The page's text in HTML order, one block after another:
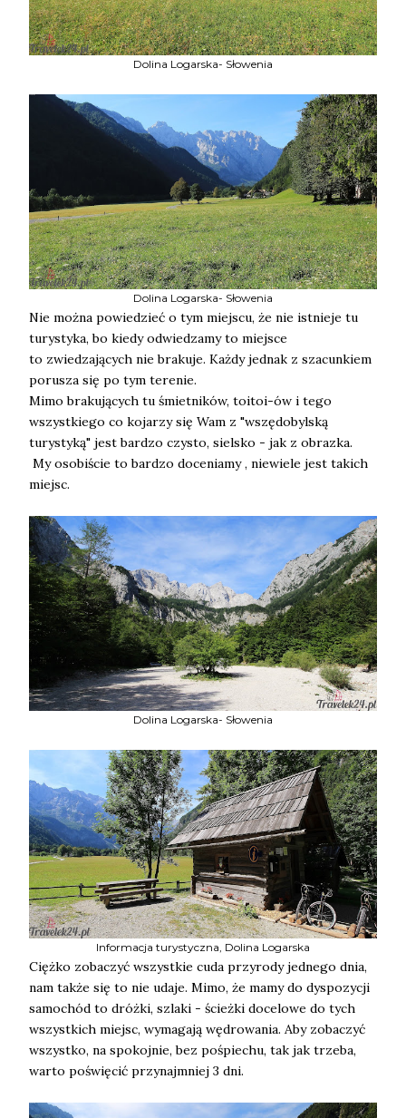
Dolina Logarska- Słowenia
Dolina Logarska- Słowenia
Nie można powiedzieć o tym miejscu, że nie istnieje tu
turystyka, bo kiedy odwiedzamy to miejsce
to zwiedzających nie brakuje. Każdy jednak z szacunkiem
porusza się po tym terenie.
Mimo brakujących tu śmietników, toitoi-ów i tego
wszystkiego co kojarzy się Wam z "wszędobylską
turystyką" jest bardzo czysto, sielsko - jak z obrazka.
My osobiście to bardzo doceniamy , niewiele jest takich
miejsc.
Dolina Logarska- Słowenia
Informacja turystyczna, Dolina Logarska
Ciężko zobaczyć wszystkie cuda przyrody jednego dnia,
nam także się to nie udaje. Mimo, że mamy do dyspozycji
samochód to dróżki, szlaki - ścieżki docelowe do tych
wszystkich miejsc, wymagają wędrowania. Aby zobaczyć
wszystko, na spokojnie, bez pośpiechu, tak jak trzeba,
warto poświęcić przynajmniej 3 dni.